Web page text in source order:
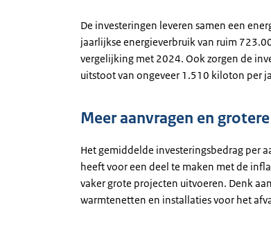
De investeringen leveren samen een
jaarlijkse energieverbruik van ruim
vergelijking met 2024. Ook zorgen de
uitstoot van ongeveer 1.510 kiloton per
Meer aanvragen en
Het gemiddelde investeringsbedrag per
heeft voor een deel te maken met de
vaker grote projecten uitvoeren. Denk
warmtenetten en installaties voor het